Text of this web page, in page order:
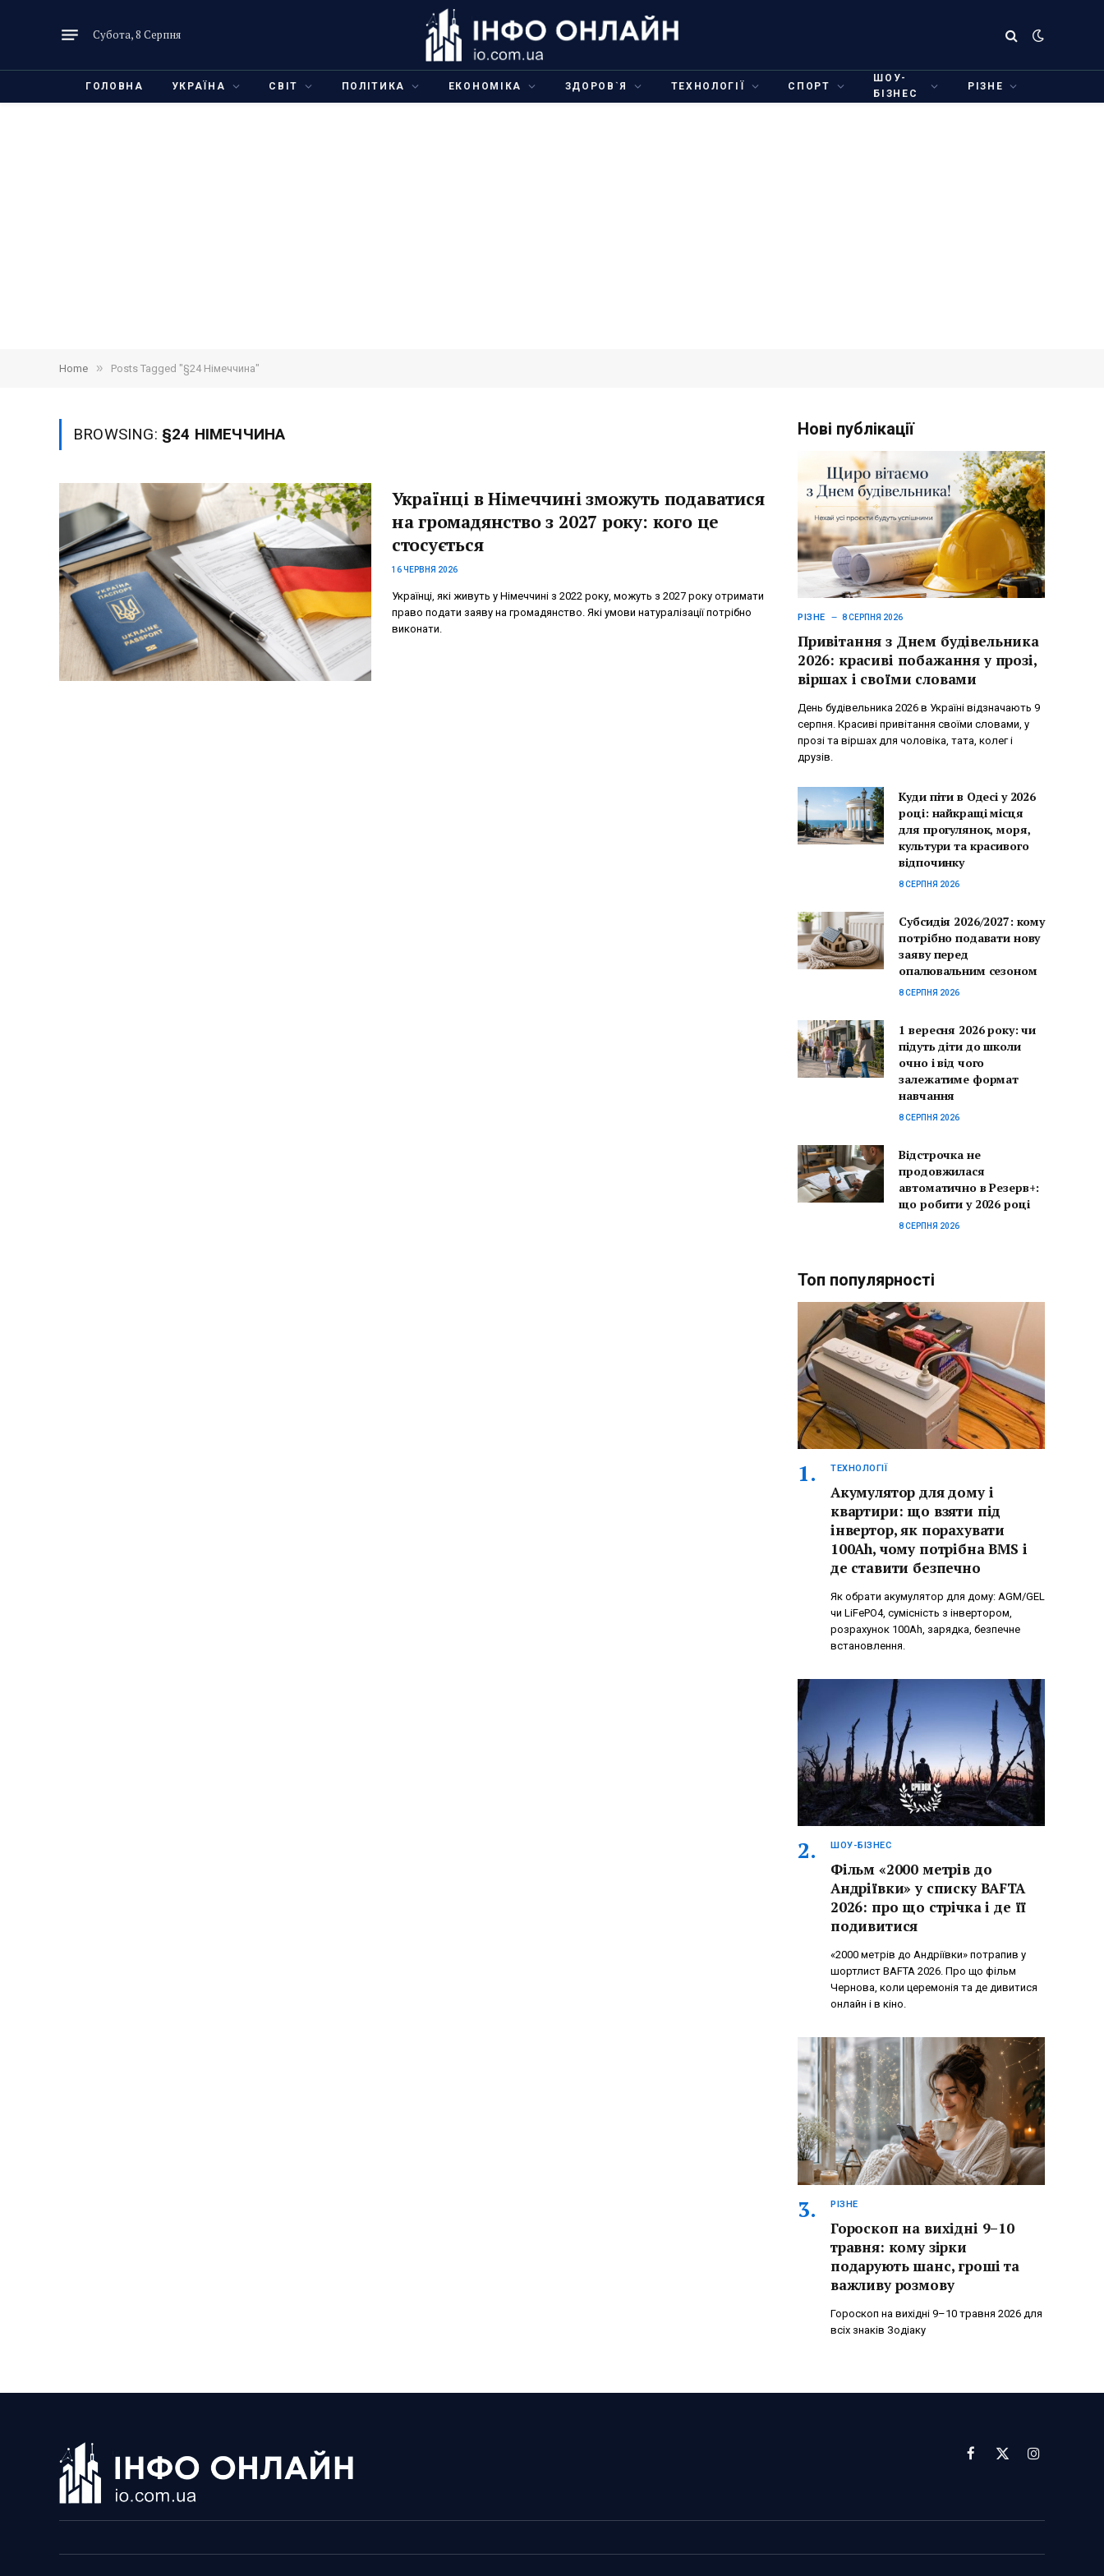
Субота, 8 Серпня
ГОЛОВНА УКРАЇНА СВІТ ПОЛІТИКА ЕКОНОМІКА ЗДОРОВ`Я ТЕХНОЛОГІЇ СПОРТ
ШОУ-
БІЗНЕС
РІЗНЕ
Home » Posts Tagged "§24 Німеччина"
BROWSING: §24 НІМЕЧЧИНА
Українці в Німеччині зможуть подаватися
на громадянство з 2027 року: кого це
стосується
16 ЧЕРВНЯ 2026
Українці, які живуть у Німеччині з 2022 року, можуть з 2027 року отримати
право подати заяву на громадянство. Які умови натуралізації потрібно
виконати.
Нові публікації
РІЗНЕ 8 СЕРПНЯ 2026
Привітання з Днем будівельника
2026: красиві побажання у прозі,
віршах і своїми словами
День будівельника 2026 в Україні відзначають 9
серпня. Красиві привітання своїми словами, у
прозі та віршах для чоловіка, тата, колег і
друзів.
Куди піти в Одесі у 2026
році: найкращі місця
для прогулянок, моря,
культури та красивого
відпочинку
8 СЕРПНЯ 2026
Субсидія 2026/2027: кому
потрібно подавати нову
заяву перед
опалювальним сезоном
8 СЕРПНЯ 2026
1 вересня 2026 року: чи
підуть діти до школи
очно і від чого
залежатиме формат
навчання
8 СЕРПНЯ 2026
Відстрочка не
продовжилася
автоматично в Резерв+:
що робити у 2026 році
8 СЕРПНЯ 2026
Топ популярності
ТЕХНОЛОГІЇ
Акумулятор для дому і
квартири: що взяти під
інвертор, як порахувати
100Ah, чому потрібна BMS і
де ставити безпечно
Як обрати акумулятор для дому: AGM/GEL
чи LiFePO4, сумісність з інвертором,
розрахунок 100Ah, зарядка, безпечне
встановлення.
ШОУ-БІЗНЕС
Фільм «2000 метрів до
Андріївки» у списку BAFTA
2026: про що стрічка і де її
подивитися
«2000 метрів до Андріївки» потрапив у
шортлист BAFTA 2026. Про що фільм
Чернова, коли церемонія та де дивитися
онлайн і в кіно.
РІЗНЕ
Гороскоп на вихідні 9–10
травня: кому зірки
подарують шанс, гроші та
важливу розмову
Гороскоп на вихідні 9–10 травня 2026 для
всіх знаків Зодіаку
Facebook
X
Instagram